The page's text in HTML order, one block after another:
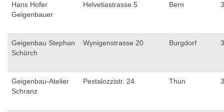
Hans Hofer
Geigenbauer
Helvetiastrasse 5 Bern
Geigenbau Stephan
Schürch
Wynigenstrasse 20 Burgdorf
Geigenbau-Atelier
Schranz
Pestalozzistr. 24 Thun